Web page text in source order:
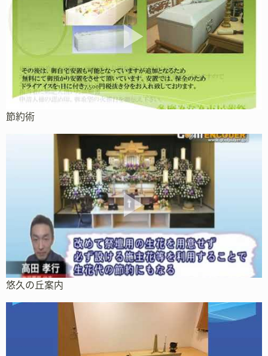
節約術
悠久の丘案内